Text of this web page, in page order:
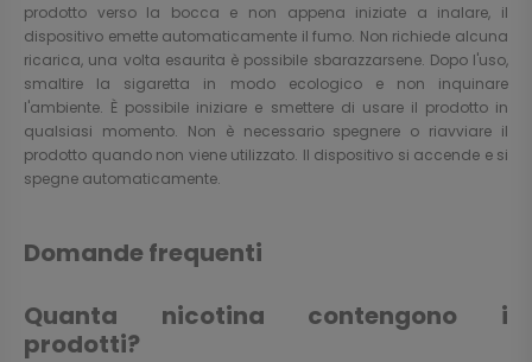
prodotto verso la bocca e non appena iniziate a inalare, il
dispositivo emette automaticamente il fumo. Non richiede alcuna
ricarica, una volta esaurita è possibile sbarazzarsene. Dopo l'uso,
smaltire la sigaretta in modo ecologico e non inquinare
l'ambiente. È possibile iniziare e smettere di usare il prodotto in
qualsiasi momento. Non è necessario spegnere o riavviare il
prodotto quando non viene utilizzato. Il dispositivo si accende e si
spegne automaticamente.
Domande frequenti
Quanta nicotina contengono i
prodotti?